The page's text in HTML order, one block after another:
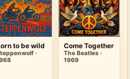
to be wild
·
Come Together
The Beatles ·
1969